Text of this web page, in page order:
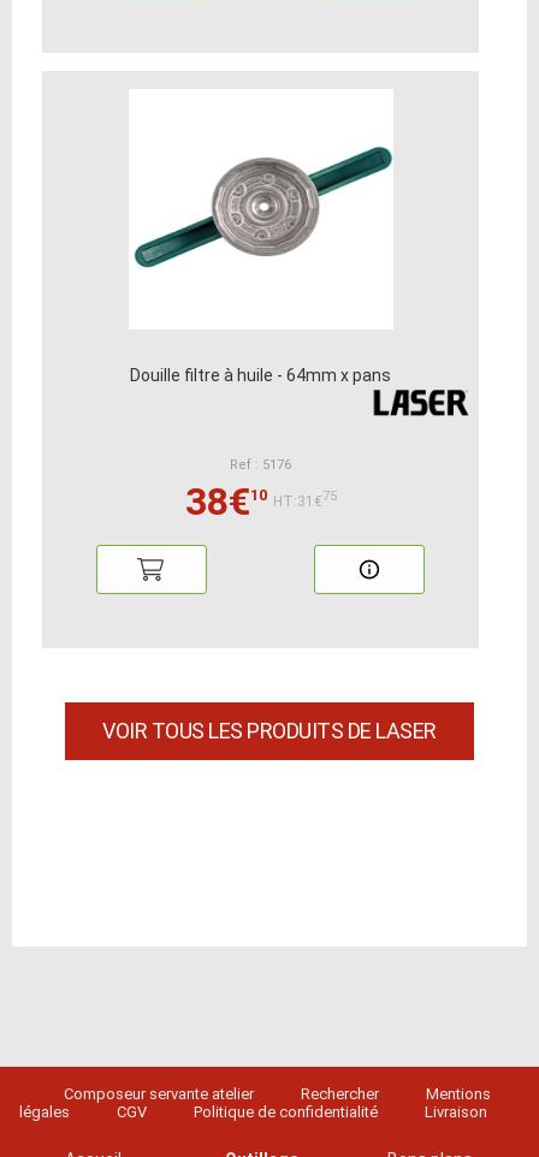
Douille filtre à huile - 64mm x pans
Ref : 5176
38€10 HT:31€75
VOIR TOUS LES PRODUITS DE LASER
Composeur servante atelier Rechercher
Mentions
légales
CGV Politique de confidentialité Livraison